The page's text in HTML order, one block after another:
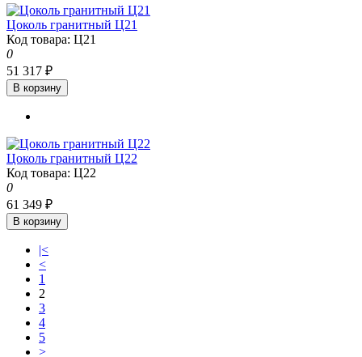
Цоколь гранитный Ц21
Код товара: Ц21
0
51 317 ₽
В корзину
Цоколь гранитный Ц22
Код товара: Ц22
0
61 349 ₽
В корзину
|<
<
1
2
3
4
5
>